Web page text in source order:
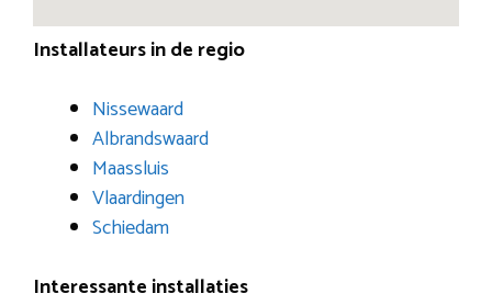
Installateurs in de regio
Nissewaard
Albrandswaard
Maassluis
Vlaardingen
Schiedam
Interessante installaties